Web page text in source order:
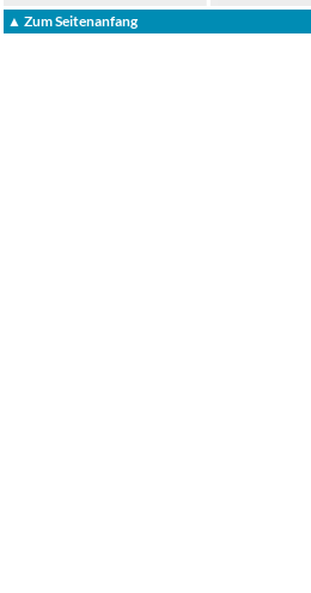
▲ Zum Seitenanfang